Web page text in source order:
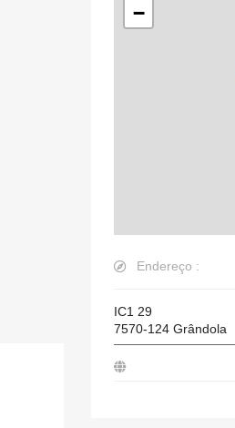
−
Endereço :
IC1 29
7570-124 Grândola